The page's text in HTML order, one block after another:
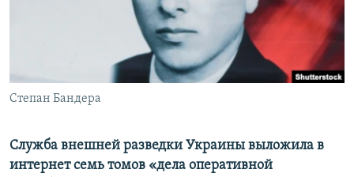
ПОБЕДИТЕЛЕЙ НЕ СУДЯТ?
УКРАИНСКАЯ ПРОБЛЕМА КРЫМА
Степан Бандера
Служба внешней разведки Украины выложила в
интернет семь томов «дела оперативной